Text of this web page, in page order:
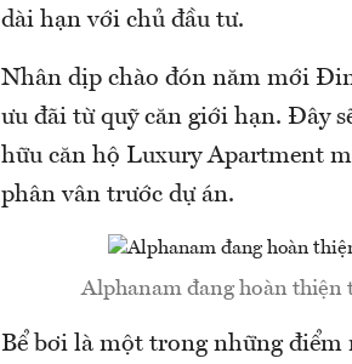
dài hạn với chủ đầu tư.
Nhân dịp chào đón năm mới
ưu đãi từ quỹ căn giới hạn. Đây
hữu căn hộ Luxury Apartment
phân vân trước dự án.
Alphanam đang hoàn thiện
Bể bơi là một trong những